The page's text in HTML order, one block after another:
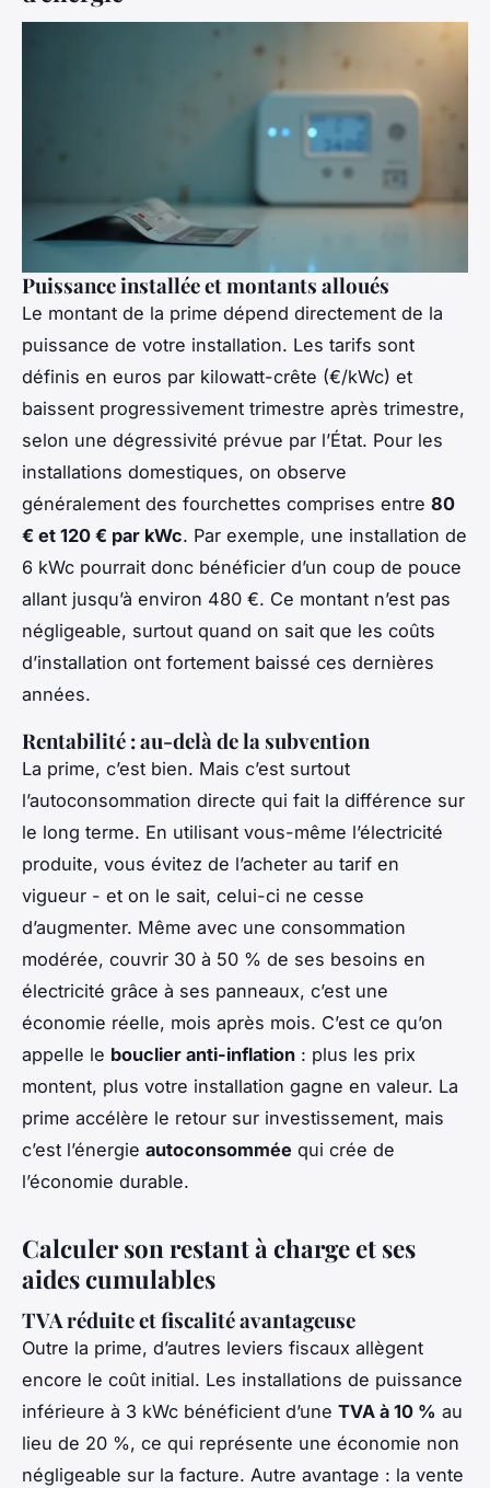
Puissance installée et montants alloués
Le montant de la prime dépend directement de la
puissance de votre installation. Les tarifs sont
définis en euros par kilowatt-crête (€/kWc) et
baissent progressivement trimestre après trimestre,
selon une dégressivité prévue par l’État. Pour les
installations domestiques, on observe
généralement des fourchettes comprises entre 80
€ et 120 € par kWc. Par exemple, une installation de
6 kWc pourrait donc bénéficier d’un coup de pouce
allant jusqu’à environ 480 €. Ce montant n’est pas
négligeable, surtout quand on sait que les coûts
d’installation ont fortement baissé ces dernières
années.
Rentabilité : au-delà de la subvention
La prime, c’est bien. Mais c’est surtout
l’autoconsommation directe qui fait la différence sur
le long terme. En utilisant vous-même l’électricité
produite, vous évitez de l’acheter au tarif en
vigueur - et on le sait, celui-ci ne cesse
d’augmenter. Même avec une consommation
modérée, couvrir 30 à 50 % de ses besoins en
électricité grâce à ses panneaux, c’est une
économie réelle, mois après mois. C’est ce qu’on
appelle le bouclier anti-inflation : plus les prix
montent, plus votre installation gagne en valeur. La
prime accélère le retour sur investissement, mais
c’est l’énergie autoconsommée qui crée de
l’économie durable.
Calculer son restant à charge et ses
aides cumulables
TVA réduite et fiscalité avantageuse
Outre la prime, d’autres leviers fiscaux allègent
encore le coût initial. Les installations de puissance
inférieure à 3 kWc bénéficient d’une TVA à 10 % au
lieu de 20 %, ce qui représente une économie non
négligeable sur la facture. Autre avantage : la vente